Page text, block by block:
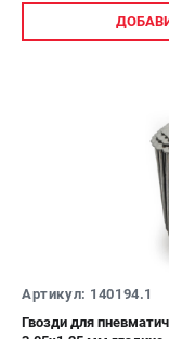
ИНФОРМАЦИЯ
Генераторы
Генераторы
Артикул: 140194.1
Гвозди для